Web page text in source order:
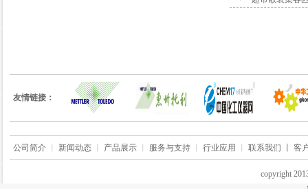
友情链接：
公司简介丨 新闻动态丨 产品展示丨 服务与支持丨 行业应用 联系我们 丨 客
copyright